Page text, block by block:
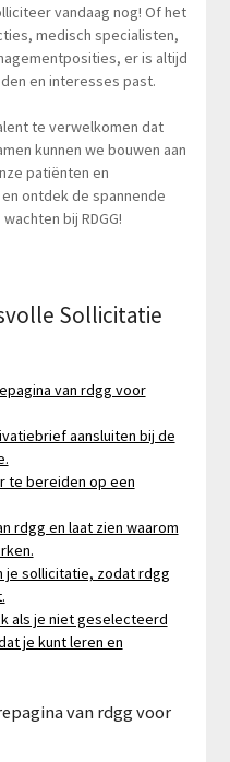
vandaag nog! Of het
medisch specialisten,
er is altijd
en interesses past.
te verwelkomen dat
kunnen we bouwen aan
patiënten en
ontdek de spannende
bij RDGG!
Sollicitatie
van rdgg voor
aansluiten bij de
te bereiden op een
rdgg en laat zien waarom
je sollicitatie, zodat rdgg
als je niet geselecteerd
je kunt leren en
van rdgg voor